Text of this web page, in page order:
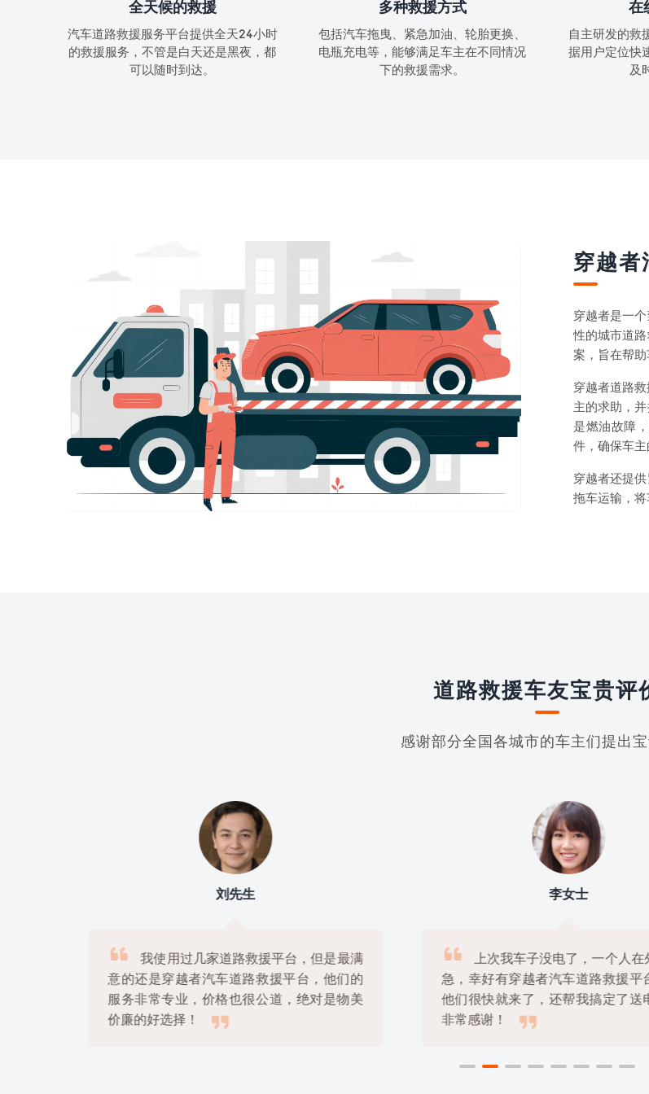
全天候的救援
汽车道路救援服务平台提供全天24小时
的救援服务，不管是白天还是黑夜，都
可以随时到达。
多种救援方式
包括汽车拖曳、紧急加油、轮胎更换、
电瓶充电等，能够满足车主在不同情况
下的救援需求。
在
自主研发的救
据用户定位快
及
穿越者
穿越者是一
性的城市道
案，旨在帮助
穿越者道路
主的求助，
是燃油故障
件，确保车主
穿越者还提
拖车运输，将
道路救援车友宝贵评
感谢部分全国各城市的车主们提出
刘先生
我使用过几家道路救援平台，但是最满
意的还是穿越者汽车道路救援平台，他们的
服务非常专业，价格也很公道，绝对是物美
价廉的好选择！

李女士
上次我车子没电了，一个人在外
急，幸好有穿越者汽车道路救援平台
他们很快就来了，还帮我搞定了送电
非常感谢！
